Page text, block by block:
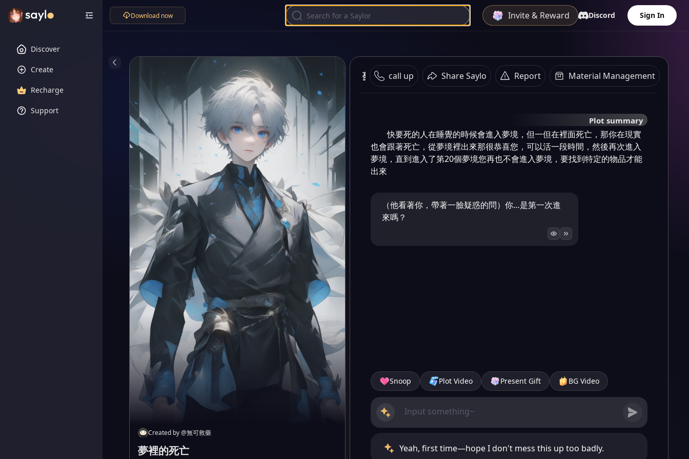
Discover
Create
Recharge
Support
Download now Invite & Reward Discord Sign In
Created by@無可救藥
夢裡的死亡
夢裡的死亡 call up Share Saylo Report Material Management
Plot summary
快要死的人在睡覺的時候會進入夢境，但一但在裡面死亡，那你在現實
也會跟著死亡，從夢境裡出來那很恭喜您，可以活一段時間，然後再次進入
夢境，直到進入了第20個夢境您再也不會進入夢境，要找到特定的物品才能
出來
（他看著你，帶著一臉疑惑的問）你…是第一次進
來嗎？
Snoop Plot Video Present Gift BG Video
Yeah, first time—hope I don't mess this up too badly.